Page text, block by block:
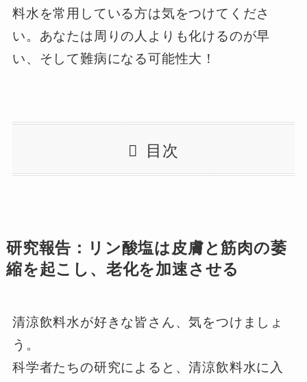
料水を常用している方は気をつけてくださ
い。あなたは周りの人よりも化けるのが早
い、そして難病になる可能性大！
目次
研究報告：リン酸塩は皮膚と筋肉の萎
縮を起こし、老化を加速させる
清涼飲料水が好きな皆さん、気をつけましょ
う。
科学者たちの研究によると、清涼飲料水に入